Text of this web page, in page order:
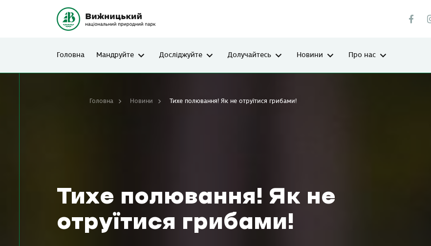
Головна Мандруйте Досліджуйте Долучайтесь Новини Про нас
Тихе полювання! Як не
отруїтися грибами!
Головна Новини Тихе полювання! Як не отруїтися грибами!